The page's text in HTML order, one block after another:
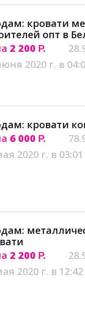
кровати
опт в
2 200 Р.
2020 г. в
кровати
6 000 Р.
2020 г. в 03:01
2 200 Р.
2020 г. в 12:42